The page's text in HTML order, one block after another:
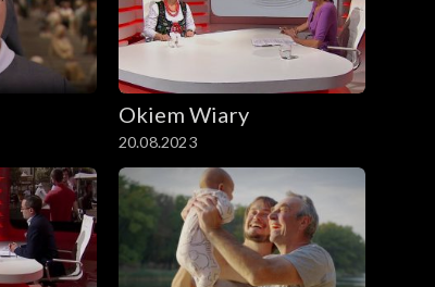
Okiem Wiary
20.08.2023